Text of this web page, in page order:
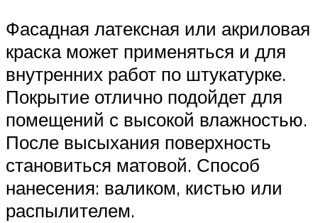
Фасадная латексная или акриловая
краска может применяться и для
внутренних работ по штукатурке.
Покрытие отлично подойдет для
помещений с высокой влажностью.
После высыхания поверхность
становиться матовой. Способ
нанесения: валиком, кистью или
распылителем.